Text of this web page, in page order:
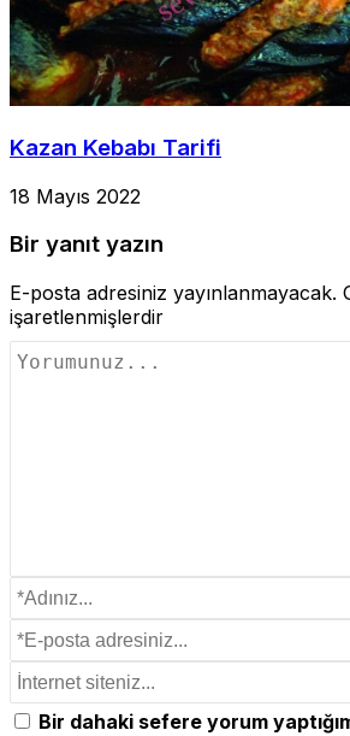
Kazan Kebabı Tarifi
18 Mayıs 2022
Bir yanıt yazın
E-posta adresiniz yayınlanmayacak.
işaretlenmişlerdir
Bir dahaki sefere yorum